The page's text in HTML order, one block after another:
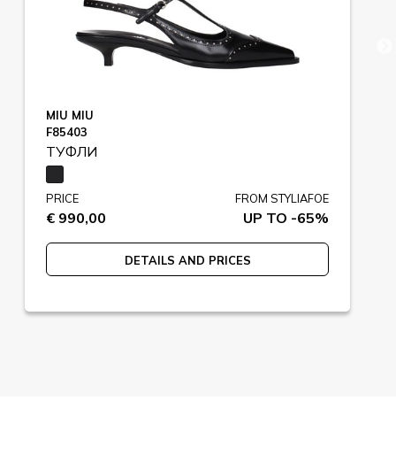
MIU MIU
F85403
ТУФЛИ
PRICE
€ 990,00
FROM STYLIAFOE
UP TO -65%
DETAILS AND PRICES